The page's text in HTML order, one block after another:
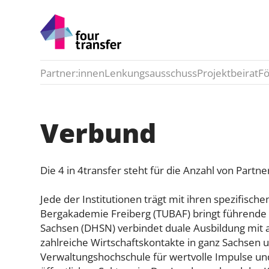
Partner:innenLenkungsausschussProjektbeirat
Verbund
Die 4 in 4transfer steht für die Anzahl von
Jede der Institutionen trägt mit ihren
Bergakademie Freiberg (TUBAF) bringt
Sachsen (DHSN) verbindet duale Ausbildung
zahlreiche Wirtschaftskontakte in ganz
Verwaltungshochschule für wertvolle Impulse